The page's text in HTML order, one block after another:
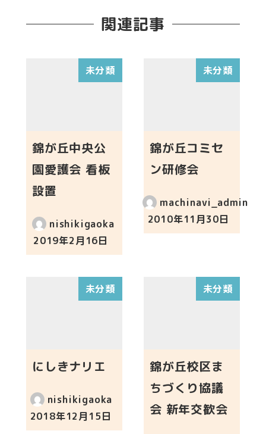
関連記事
未分類
錦が丘中央公
園愛護会 看板
設置
nishikigaoka
投稿日
2019年2月16日
未分類
錦が丘コミセ
ン研修会
machinavi_admin
投稿日
2010年11月30日
未分類
にしきナリエ
nishikigaoka
投稿日
2018年12月15日
未分類
錦が丘校区ま
ちづくり協議
会 新年交歓会